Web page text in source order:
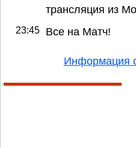
трансляция из
23:45 Все на Матч!
Информация